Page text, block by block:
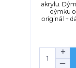
akrylu.
dýmku
originál +